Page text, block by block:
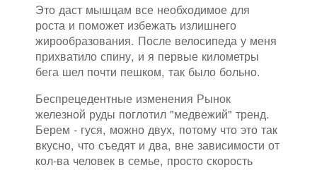
Это даст мышцам все необходимое для
роста и поможет избежать излишнего
жирообразования. После велосипеда у меня
прихватило спину, и я первые километры
бега шел почти пешком, так было больно.
Беспрецедентные изменения Рынок
железной руды поглотил "медвежий" тренд.
Берем - гуся, можно двух, потому что это так
вкусно, что съедят и два, вне зависимости от
кол-ва человек в семье, просто скорость